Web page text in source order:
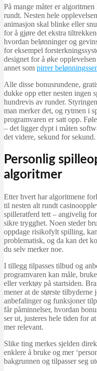
På mange måter er
rundt. Nesten hele
animasjon skal blinke eller
for å gjøre det ekstra
hvordan belønninger og
for eksempel
designet for å øke
annet som pirrer
Alle disse bonusrundene,
dukke opp etter nesten ingen
hundrevis av runder.
man merker det, og rytmen i
programvaren er satt opp.
– det ligger dypt i måten
det videre, sekund for sekund.
Personlig
algoritmer
Etter hvert har algoritmene
til nesten alt rundt
spilleratferd tett – angivelig
sikre trygghet. Noen steder
oppdage risikofylt spilling,
problematisk, og da kan det
du selv merker noe.
I tillegg tilpasses tilbud og
programvaren kan måle,
eller verktøy på startsiden.
mener at de største tilbyderne
anbefalinger og funksjoner
får påminnelser, hvordan
ser ut, justeres hele tiden for
mer relevant.
Slike ting merkes sjelden
enklere å bruke og mer
bakgrunnen og tilpasser seg